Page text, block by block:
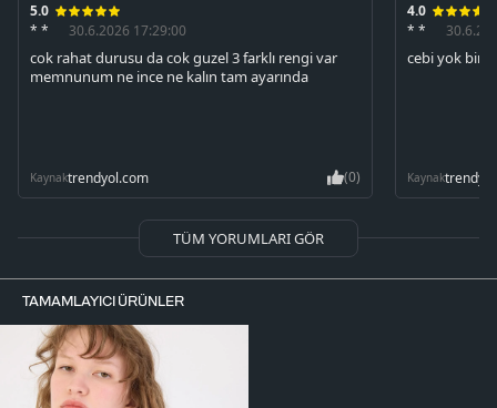
5.0
* *
30.6.2026 17:29:00
cok rahat durusu da cok guzel 3 farklı rengi var
memnunum ne ince ne kalın tam ayarında
Kaynaktrendyol.com (0)
4.0
* *
cebi yok bir
Kaynak
TÜM YORUMLARI GÖR
TAMAMLAYICI ÜRÜNLER